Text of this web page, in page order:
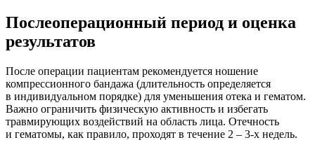
Послеоперационный период и оценка
результатов
После операции пациентам рекомендуется ношение
компрессионного бандажа (длительность определяется
в индивидуальном порядке) для уменьшения отека и гематом.
Важно ограничить физическую активность и избегать
травмирующих воздействий на область лица. Отечность
и гематомы, как правило, проходят в течение 2 – 3-х недель.